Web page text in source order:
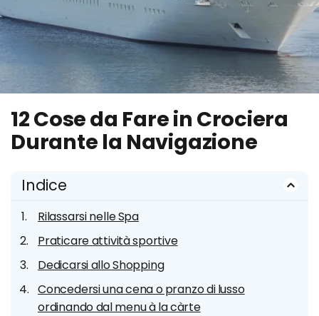
12 Cose da Fare in Crociera
Durante la Navigazione
Indice
Rilassarsi nelle Spa
Praticare attività sportive
Dedicarsi allo Shopping
Concedersi una cena o pranzo di lusso
ordinando dal menu à la càrte